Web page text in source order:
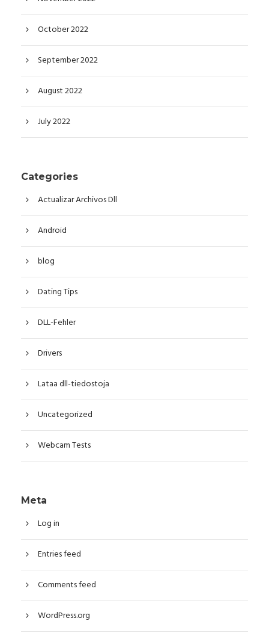
October 2022
September 2022
August 2022
July 2022
Categories
Actualizar Archivos Dll
Android
blog
Dating Tips
DLL-Fehler
Drivers
Lataa dll-tiedostoja
Uncategorized
Webcam Tests
Meta
Log in
Entries feed
Comments feed
WordPress.org